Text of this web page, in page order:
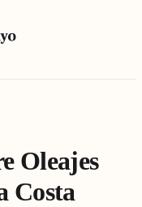
Oleajes
Costa